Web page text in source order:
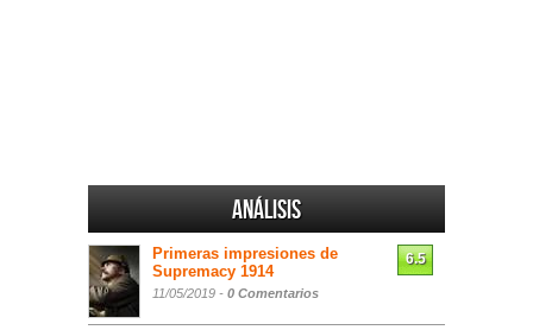
Análisis
Primeras impresiones de
Supremacy 1914
11/05/2019 - 0 Comentarios
6.5